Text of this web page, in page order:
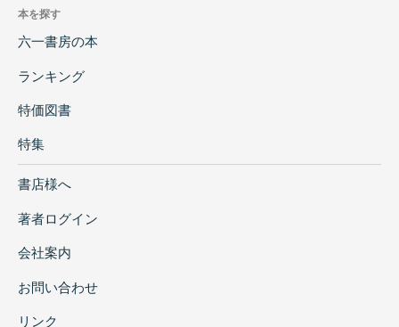
本を探す
六一書房の本
ランキング
特価図書
特集
書店様へ
著者ログイン
会社案内
お問い合わせ
リンク